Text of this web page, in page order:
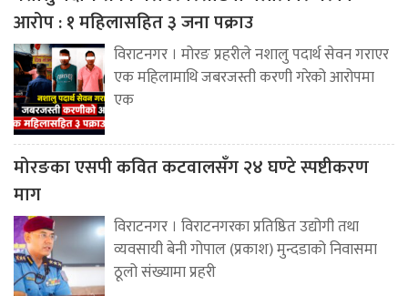
आरोप : १ महिलासहित ३ जना पक्राउ
विराटनगर । मोरङ प्रहरीले नशालु पदार्थ सेवन गराएर
एक महिलामाथि जबरजस्ती करणी गरेको आरोपमा
एक
मोरङका एसपी कवित कटवालसँग २४ घण्टे स्पष्टीकरण
माग
विराटनगर । विराटनगरका प्रतिष्ठित उद्योगी तथा
व्यवसायी बेनी गोपाल (प्रकाश) मुन्दडाको निवासमा
ठूलो संख्यामा प्रहरी